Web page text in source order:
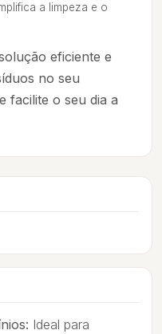
a limpeza e o
eficiente e
no seu
facilite o seu dia a
Ideal para